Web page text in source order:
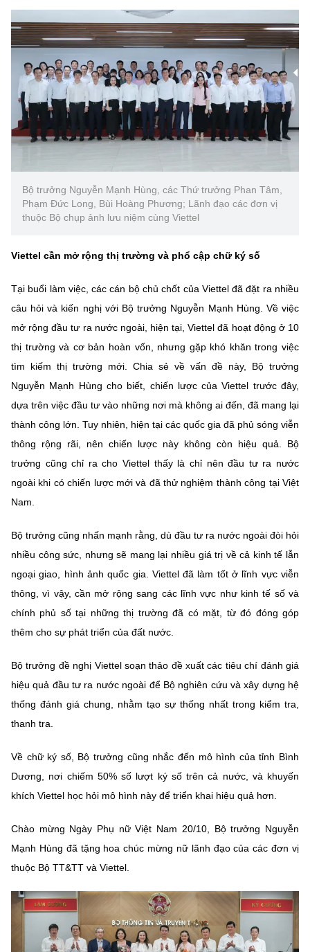
Bộ trưởng Nguyễn Mạnh Hùng, các Thứ trưởng Phan Tâm,
Phạm Đức Long, Bùi Hoàng Phương; Lãnh đạo các đơn vị
thuộc Bộ chụp ảnh lưu niệm cùng Viettel
Viettel cần mở rộng thị trường và phổ cập chữ ký số
Tại buổi làm việc, các cán bộ chủ chốt của Viettel đã đặt ra nhiều
câu hỏi và kiến nghị với Bộ trưởng Nguyễn Mạnh Hùng. Về việc
mở rộng đầu tư ra nước ngoài, hiện tại, Viettel đã hoạt động ở 10
thị trường và cơ bản hoàn vốn, nhưng gặp khó khăn trong việc
tìm kiếm thị trường mới. Chia sẻ về vấn đề này, Bộ trưởng
Nguyễn Mạnh Hùng cho biết, chiến lược của Viettel trước đây,
dựa trên việc đầu tư vào những nơi mà không ai đến, đã mang lại
thành công lớn. Tuy nhiên, hiện tại các quốc gia đã phủ sóng viễn
thông rộng rãi, nên chiến lược này không còn hiệu quả. Bộ
trưởng cũng chỉ ra cho Viettel thấy là chỉ nên đầu tư ra nước
ngoài khi có chiến lược mới và đã thử nghiệm thành công tại Việt
Nam.
Bộ trưởng cũng nhấn mạnh rằng, dù đầu tư ra nước ngoài đòi hỏi
nhiều công sức, nhưng sẽ mang lại nhiều giá trị về cả kinh tế lẫn
ngoại giao, hình ảnh quốc gia. Viettel đã làm tốt ở lĩnh vực viễn
thông, vì vậy, cần mở rộng sang các lĩnh vực như kinh tế số và
chính phủ số tại những thị trường đã có mặt, từ đó đóng góp
thêm cho sự phát triển của đất nước.
Bộ trưởng đề nghị Viettel soạn thảo đề xuất các tiêu chí đánh giá
hiệu quả đầu tư ra nước ngoài để Bộ nghiên cứu và xây dựng hệ
thống đánh giá chung, nhằm tạo sự thống nhất trong kiểm tra,
thanh tra.
Về chữ ký số, Bộ trưởng cũng nhắc đến mô hình của tỉnh Bình
Dương, nơi chiếm 50% số lượt ký số trên cả nước, và khuyến
khích Viettel học hỏi mô hình này để triển khai hiệu quả hơn.
Chào mừng Ngày Phụ nữ Việt Nam 20/10, Bộ trưởng Nguyễn
Mạnh Hùng đã tặng hoa chúc mừng nữ lãnh đạo của các đơn vị
thuộc Bộ TT&TT và Viettel.